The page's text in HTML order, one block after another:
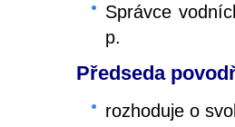
Správce
p.
Předseda
rozhoduje o